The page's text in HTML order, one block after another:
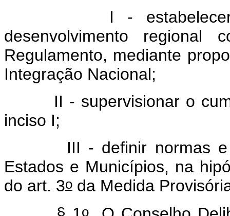
I - estabelecer
desenvolvimento
Regulamento, mediante
Integração Nacional;
II - supervisionar o
inciso I;
III - definir normas e
Estados e Municípios, na
do art. 3o da Medida
o